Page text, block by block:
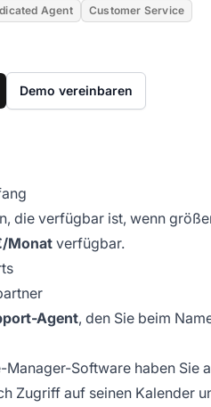
Agent Customer Service
Demo vereinbaren
die verfügbar ist, wenn
Monat verfügbar.
Agent, den Sie beim
Software haben
Zugriff auf seinen Kalender